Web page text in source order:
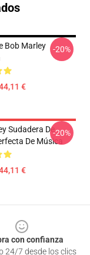
Bob Marley
€
-20%
Sudadera De
De Música
€
-20%
con confianza
24/7 desde los clics